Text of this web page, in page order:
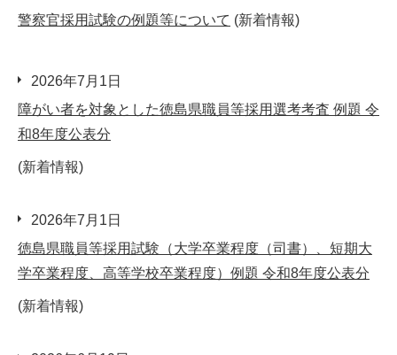
警察官採用試験の例題等について (新着情報)
2026年7月1日
障がい者を対象とした徳島県職員等採用選考考査 例題 令
和8年度公表分
(新着情報)
2026年7月1日
徳島県職員等採用試験（大学卒業程度（司書）、短期大
学卒業程度、高等学校卒業程度）例題 令和8年度公表分
(新着情報)